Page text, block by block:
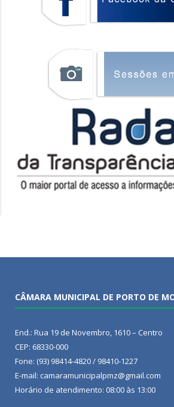
CÂMARA MUNICIPAL DE PORTO DE
End.: Rua 19 de Novembro, 1610 – Centro
CEP: 68330-000
Fone: (93) 98414-4820 / 98410-1227
E-mail: camaramunicipalpmz@gmail.com
Horário de atendimento: 08:00 às 13:00